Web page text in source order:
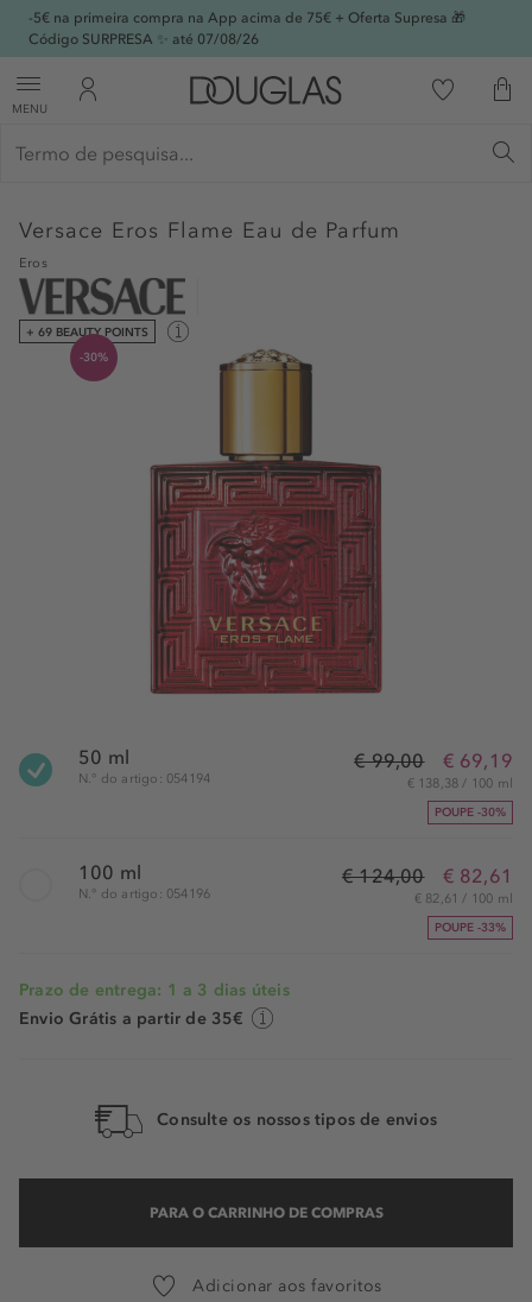
-5€ na primeira compra na App acima de 75€ + Oferta Supresa 🎁
Código SURPRESA ✨ até 07/08/26
MENU
Versace Eros Flame Eau de Parfum
Eros
+ 69 BEAUTY POINTS
-30%
50 ml
N.° do artigo: 054194
€ 99,00 € 69,19
€ 138,38 / 100 ml
POUPE -30%
100 ml
N.° do artigo: 054196
€ 124,00 € 82,61
€ 82,61 / 100 ml
POUPE -33%
Prazo de entrega: 1 a 3 dias úteis
Envio Grátis a partir de 35€
Consulte os nossos tipos de envios
PARA O CARRINHO DE COMPRAS
Adicionar aos favoritos